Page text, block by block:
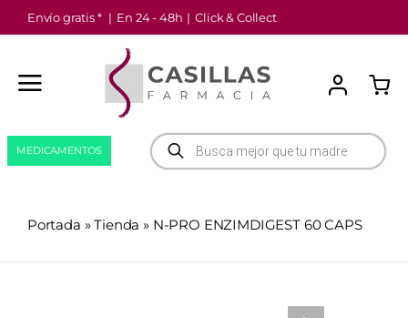
Saltar
al
Envío gratis * | En 24 - 48h | Click & Collect
Búsqueda
de
productos
MEDICAMENTOS
Portada »Tienda » N-PRO ENZIMDIGEST 60 CAPS